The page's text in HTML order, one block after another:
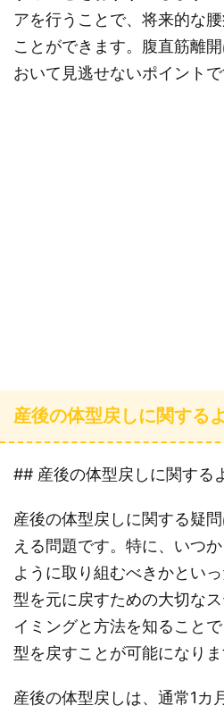
アを行うことで、将来的な
ことができます。腹直筋離
おいて見逃せないポイントで
産後の体型戻しに関する
## 産後の体型戻しに関する
産後の体型戻しに関する疑
える問題です。特に、いつ
ように取り組むべきかとい
型を元に戻すための大切な
イミングと方法を知ること
型を戻すことが可能になりま
産後の体型戻しは、通常1カ